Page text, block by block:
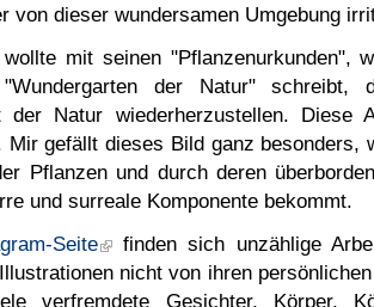
von dieser wundersamen Umgebung
mit seinen "Pflanzenurkunden",
der Natur" schreibt,
der Natur wiederherzustellen. Diese
Mir gefällt dieses Bild ganz besonders,
Pflanzen und durch deren
und surreale Komponente bekommt.
Seite finden sich unzählige
nicht von ihren
verfremdete Gesichter, Körper,